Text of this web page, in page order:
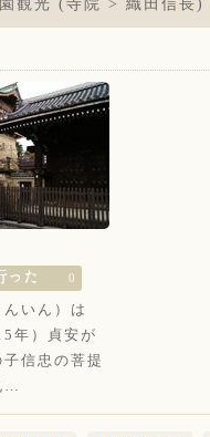
観光 (寺院 > 織田信長)
0
いん）は
年）貞安が
信忠の菩提
…